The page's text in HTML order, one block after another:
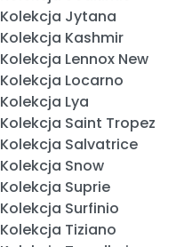
Kolekcja Jytana
Kolekcja Kashmir
Kolekcja Lennox New
Kolekcja Locarno
Kolekcja Lya
Kolekcja Saint Tropez
Kolekcja Salvatrice
Kolekcja Snow
Kolekcja Suprie
Kolekcja Surfinio
Kolekcja Tiziano